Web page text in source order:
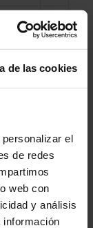
de las cookies
el
de redes
web con
y análisis
información
do
Sessão
do
6
Sessão